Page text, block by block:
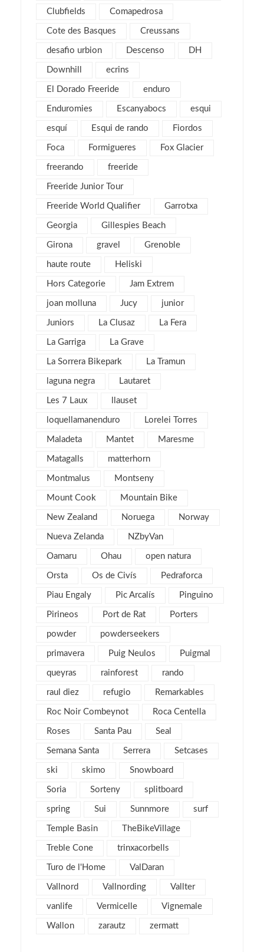
noviembre 2017
febrero 2017
enero 2017
diciembre 2016
noviembre 2016
octubre 2016
septiembre 2016
agosto 2016
julio 2016
junio 2016
mayo 2016
noviembre 2013
mayo 2013
marzo 2013
febrero 2013
enero 2013
diciembre 2012
noviembre 2012
octubre 2012
septiembre 2012
diciembre 2011
noviembre 2011
octubre 2011
septiembre 2011
agosto 2011
julio 2011
junio 2011
mayo 2011
abril 2011
Clubfields Comapedrosa
Cote des Basques Creussans
desafio urbion Descenso DH
Downhill ecrins
El Dorado Freeride enduro
Enduromies Escanyabocs esqui
esquí Esqui de rando Fiordos
Foca Formigueres Fox Glacier
freerando freeride
Freeride Junior Tour
Freeride World Qualifier Garrotxa
Georgia Gillespies Beach
Girona gravel Grenoble
haute route Heliski
Hors Categorie Jam Extrem
joan molluna Jucy junior
Juniors La Clusaz La Fera
La Garriga La Grave
La Sorrera Bikepark La Tramun
laguna negra Lautaret
Les 7 Laux llauset
loquellamanenduro Lorelei Torres
Maladeta Mantet Maresme
Matagalls matterhorn
Montmalus Montseny
Mount Cook Mountain Bike
New Zealand Noruega Norway
Nueva Zelanda NZbyVan
Oamaru Ohau open natura
Orsta Os de Civís Pedraforca
Piau Engaly Pic Arcalís Pinguino
Pirineos Port de Rat Porters
powder powderseekers
primavera Puig Neulos Puigmal
queyras rainforest rando
raul diez refugio Remarkables
Roc Noir Combeynot Roca Centella
Roses Santa Pau Seal
Semana Santa Serrera Setcases
ski skimo Snowboard
Soria Sorteny splitboard
spring Sui Sunnmore surf
Temple Basin TheBikeVillage
Treble Cone trinxacorbells
Turo de l'Home ValDaran
Vallnord Vallnording Vallter
vanlife Vermicelle Vignemale
Wallon zarautz zermatt